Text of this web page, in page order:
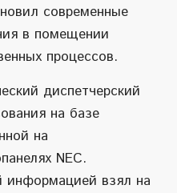
современные
в помещении
процессов.
диспетчерский
на базе
на
NEC.
информацией взял на